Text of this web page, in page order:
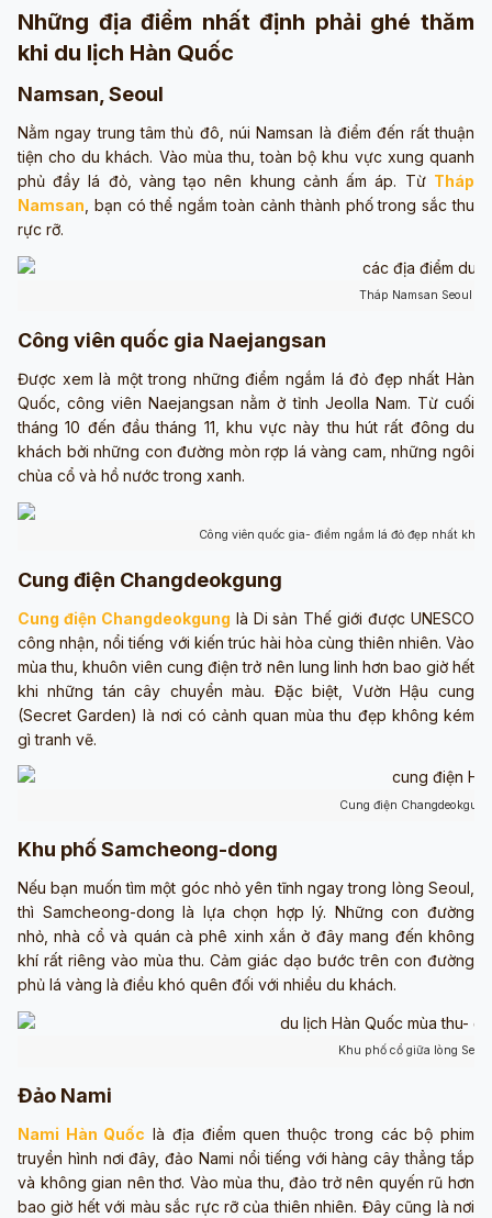
Những địa điểm nhất định phải ghé thăm
khi du lịch Hàn Quốc
Namsan, Seoul
Nằm ngay trung tâm thủ đô, núi Namsan là điểm đến rất thuận
tiện cho du khách. Vào mùa thu, toàn bộ khu vực xung quanh
phủ đầy lá đỏ, vàng tạo nên khung cảnh ấm áp. Từ Tháp
Namsan , bạn có thể ngắm toàn cảnh thành phố trong sắc thu
rực rỡ.
Tháp Namsan Seoul
Công viên quốc gia Naejangsan
Được xem là một trong những điểm ngắm lá đỏ đẹp nhất Hàn
Quốc, công viên Naejangsan nằm ở tỉnh Jeolla Nam. Từ cuối
tháng 10 đến đầu tháng 11, khu vực này thu hút rất đông du
khách bởi những con đường mòn rợp lá vàng cam, những ngôi
chùa cổ và hồ nước trong xanh.
Công viên quốc gia- điểm ngắm lá đỏ đẹp nhất khi
Cung điện Changdeokgung
Cung điện Changdeokgung là Di sản Thế giới được UNESCO
công nhận, nổi tiếng với kiến trúc hài hòa cùng thiên nhiên. Vào
mùa thu, khuôn viên cung điện trở nên lung linh hơn bao giờ hết
khi những tán cây chuyển màu. Đặc biệt, Vườn Hậu cung
(Secret Garden) là nơi có cảnh quan mùa thu đẹp không kém
gì tranh vẽ.
Cung điện
Khu phố Samcheong-dong
Nếu bạn muốn tìm một góc nhỏ yên tĩnh ngay trong lòng Seoul,
thì Samcheong-dong là lựa chọn hợp lý. Những con đường
nhỏ, nhà cổ và quán cà phê xinh xắn ở đây mang đến không
khí rất riêng vào mùa thu. Cảm giác dạo bước trên con đường
phủ lá vàng là điều khó quên đối với nhiều du khách.
Khu phố cổ giữa lòng
Đảo Nami
Nami Hàn Quốc là địa điểm quen thuộc trong các bộ phim
truyền hình nơi đây, đảo Nami nổi tiếng với hàng cây thẳng tắp
và không gian nên thơ. Vào mùa thu, đảo trở nên quyến rũ hơn
bao giờ hết với màu sắc rực rỡ của thiên nhiên. Đây cũng là nơi